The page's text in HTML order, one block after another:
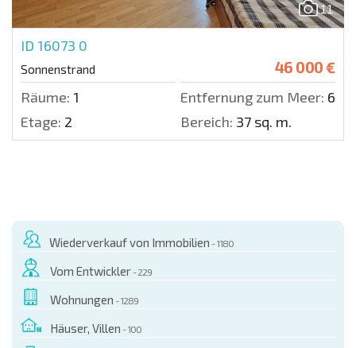
11
ID 16073 0
Sonnenstrand 46 000 €
Räume: 1 Entfernung zum Meer: 600
Etage: 2 Bereich: 37 sq. m.
Wiederverkauf von Immobilien - 1180
Vom Entwickler - 229
Wohnungen - 1289
Häuser, Villen - 100